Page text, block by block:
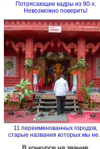
Потрясающие кадры из 90-х.
Невозможно поверить!
11 переименованных городов,
старые названия которых мы не...